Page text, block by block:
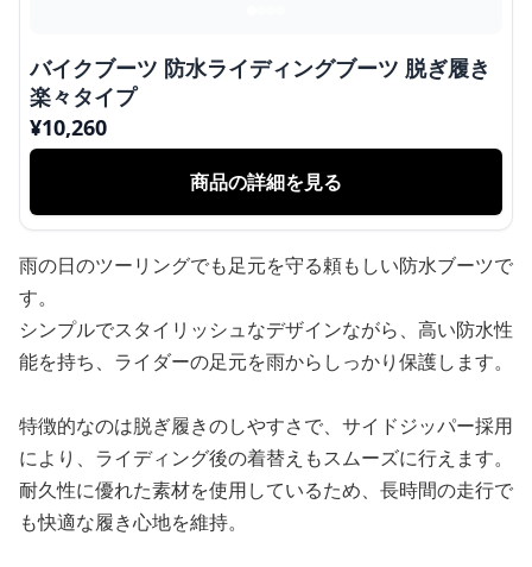
バイクブーツ 防水ライディングブーツ 脱ぎ履き
楽々タイプ
¥10,260
商品の詳細を見る
雨の日のツーリングでも足元を守る頼もしい防水ブーツで
す。
シンプルでスタイリッシュなデザインながら、高い防水性
能を持ち、ライダーの足元を雨からしっかり保護します。
特徴的なのは脱ぎ履きのしやすさで、サイドジッパー採用
により、ライディング後の着替えもスムーズに行えます。
耐久性に優れた素材を使用しているため、長時間の走行で
も快適な履き心地を維持。